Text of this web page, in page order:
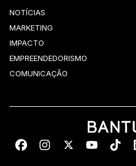
NOTÍCIAS
MARKETING
IMPACTO
EMPREENDEDORISMO
COMUNICAÇÃO